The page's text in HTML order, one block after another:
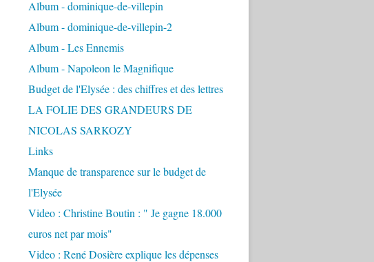
Album - dominique-de-villepin
Album - dominique-de-villepin-2
Album - Les Ennemis
Album - Napoleon le Magnifique
Budget de l'Elysée : des chiffres et des lettres
LA FOLIE DES GRANDEURS DE
NICOLAS SARKOZY
Links
Manque de transparence sur le budget de
l'Elysée
Video : Christine Boutin : " Je gagne 18.000
euros net par mois"
Video : René Dosière explique les dépenses